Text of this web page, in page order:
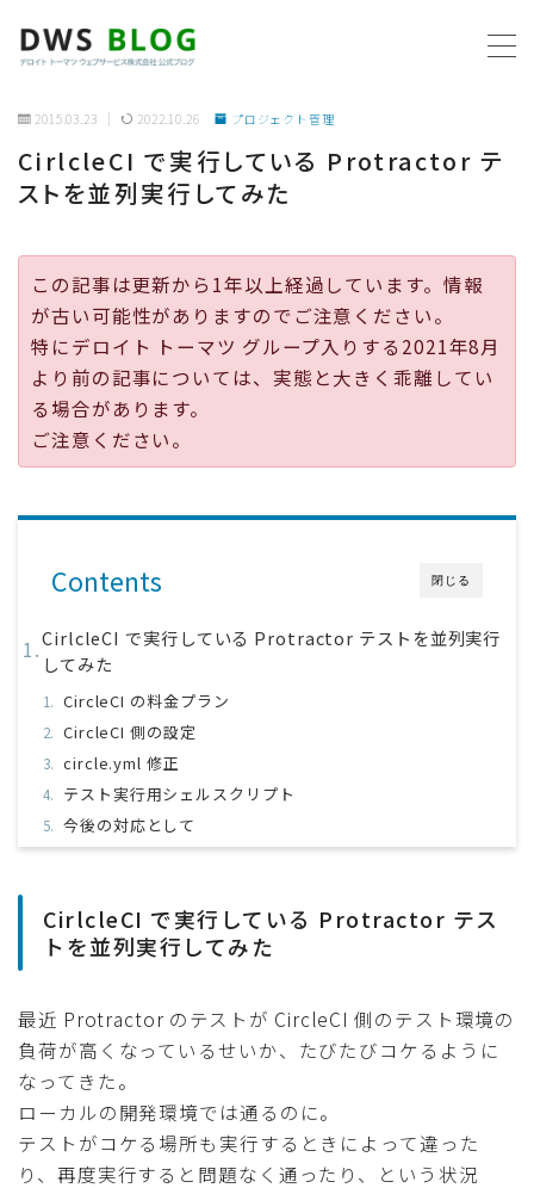
ホーム
プログラミング
ビジネス
リモートワーク
公式ページ
2015.03.23 2022.10.26 プロジェクト管理
CirlcleCI で実行している Protractor テ
ストを並列実行してみた
この記事は更新から1年以上経過しています。情報
が古い可能性がありますのでご注意ください。
特にデロイト トーマツ グループ入りする2021年8月
より前の記事については、実態と大きく乖離してい
る場合があります。
ご注意ください。
閉じる
Contents
CirlcleCI で実行している Protractor テストを並列実行
してみた
CircleCI の料金プラン
CircleCI 側の設定
circle.yml 修正
テスト実行用シェルスクリプト
今後の対応として
CirlcleCI で実行している Protractor テス
トを並列実行してみた
最近 Protractor のテストが CircleCI 側のテスト環境の
負荷が高くなっているせいか、たびたびコケるように
なってきた。
ローカルの開発環境では通るのに。
テストがコケる場所も実行するときによって違った
り、再度実行すると問題なく通ったり、という状況